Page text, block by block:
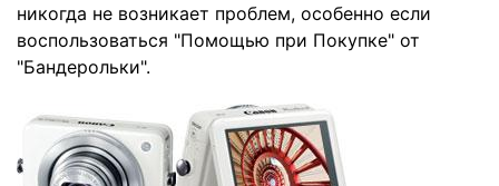
никогда не возникает проблем, особенно если
воспользоваться "Помощью при Покупке" от
"Бандерольки".